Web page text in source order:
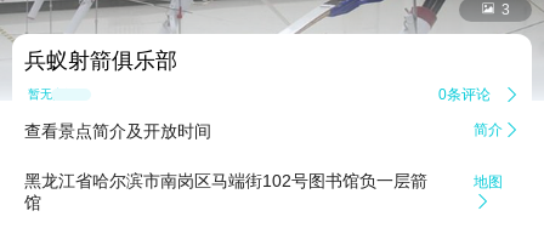
 3
兵蚁射箭俱乐部
暂无点评 0条评论 
查看景点简介及开放时间 简介 
黑龙江省哈尔滨市南岗区马端街102号图书馆负一层箭
馆
地图
